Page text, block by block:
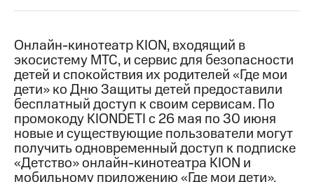
Медиа-центр
Пресс-
релизы
МТС
о технологиях
Достижения
Интервью
Онлайн-кинотеатр KION, входящий в
экосистему МТС, и сервис для безопасности
детей и спокойствия их родителей «Где мои
дети» ко Дню Защиты детей предоставили
бесплатный доступ к своим сервисам. По
промокоду KIONDETI с 26 мая по 30 июня
новые и существующие пользователи могут
получить одновременный доступ к подписке
«Детство» онлайн-кинотеатра KION и
мобильному приложению «Где мои дети».